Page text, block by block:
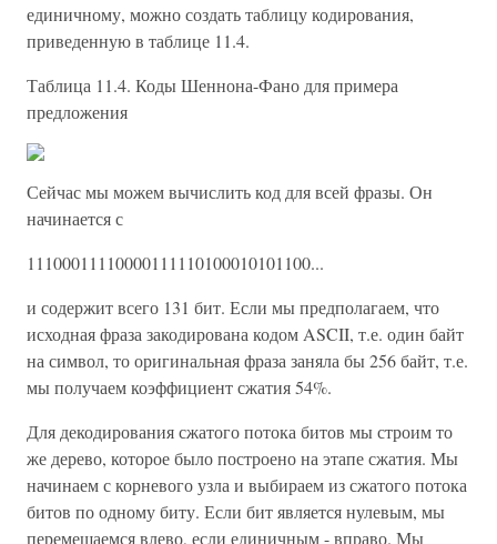
единичному, можно создать таблицу кодирования,
приведенную в таблице 11.4.
Таблица 11.4. Коды Шеннона-Фано для примера
предложения
Сейчас мы можем вычислить код для всей фразы. Он
начинается с
11100011110000111110100010101100...
и содержит всего 131 бит. Если мы предполагаем, что
исходная фраза закодирована кодом ASCII, т.е. один байт
на символ, то оригинальная фраза заняла бы 256 байт, т.е.
мы получаем коэффициент сжатия 54%.
Для декодирования сжатого потока битов мы строим то
же дерево, которое было построено на этапе сжатия. Мы
начинаем с корневого узла и выбираем из сжатого потока
битов по одному биту. Если бит является нулевым, мы
перемещаемся влево, если единичным - вправо. Мы